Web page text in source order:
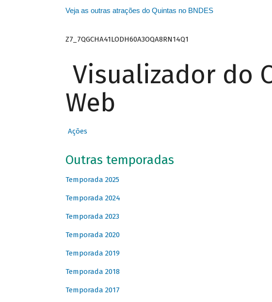
Veja as outras atrações do Quintas no BNDES
Z7_7QGCHA41LODH60A3OQA8RN14Q1
Visualizador do
Web
Ações
Outras temporadas
Temporada 2025
Temporada 2024
Temporada 2023
Temporada 2020
Temporada 2019
Temporada 2018
Temporada 2017